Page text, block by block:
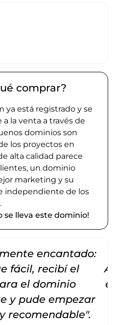
comprar?
está registrado y se
la venta a través de
dominios son
los proyectos en
alta calidad parece
un dominio
marketing y su
independiente de los
se lleva este dominio!
encantado:
fácil, recibí el
el dominio
y pude empezar
recomendable".